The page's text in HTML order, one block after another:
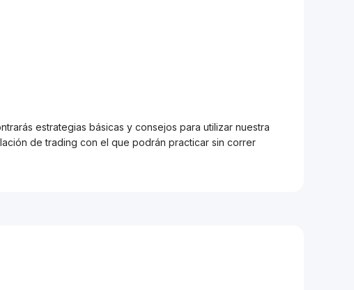
estrategias básicas y consejos para utilizar nuestra
de trading con el que podrán practicar sin correr